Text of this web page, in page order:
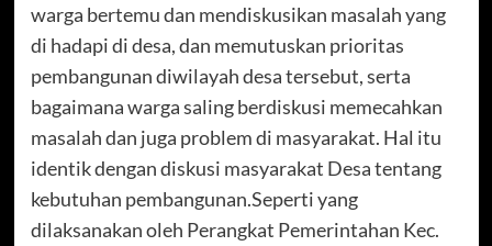
warga bertemu dan mendiskusikan masalah yang
di hadapi di desa, dan memutuskan prioritas
pembangunan diwilayah desa tersebut, serta
bagaimana warga saling berdiskusi memecahkan
masalah dan juga problem di masyarakat. Hal itu
identik dengan diskusi masyarakat Desa tentang
kebutuhan pembangunan.Seperti yang
dilaksanakan oleh Perangkat Pemerintahan Kec.